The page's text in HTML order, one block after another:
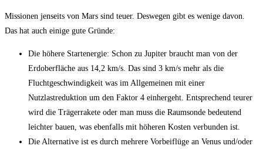
Missionen jenseits von Mars sind teuer. Deswegen gibt es wenige davon.
Das hat auch einige gute Gründe:
Die höhere Startenergie: Schon zu Jupiter braucht man von der
Erdoberfläche aus 14,2 km/s. Das sind 3 km/s mehr als die
Fluchtgeschwindigkeit was im Allgemeinen mit einer
Nutzlastreduktion um den Faktor 4 einhergeht. Entsprechend teurer
wird die Trägerrakete oder man muss die Raumsonde bedeutend
leichter bauen, was ebenfalls mit höheren Kosten verbunden ist.
Die Alternative ist es durch mehrere Vorbeiflüge an Venus und/oder